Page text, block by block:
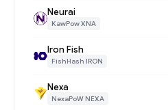
Neurai
KawPow XNA
Iron Fish
FishHash IRON
Nexa
NexaPoW NEXA